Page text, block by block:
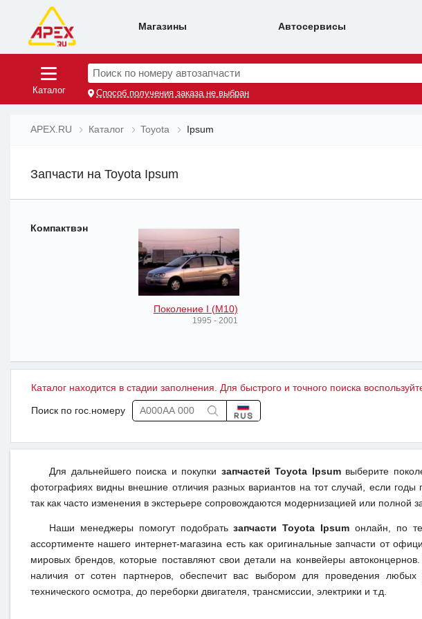
Магазины Автосервисы
Каталог
Поиск по номеру автозапчасти
Способ получения заказа не выбран
APEX.RU Каталог Toyota Ipsum
Запчасти на Toyota Ipsum
Компактвэн
Поколение I (M10)
1995 - 2001
Каталог находится в стадии заполнения. Для быстрого и точного поиска
Поиск по гос.номеру
Для дальнейшего поиска и покупки запчастей Toyota Ipsumвыберите
фотографиях видны внешние отличия разных вариантов на тот случай, если годы
так как часто изменения в экстерьере сопровождаются модернизацией или полной
Наши менеджеры помогут подобратьзапчасти Toyota Ipsum онлайн, по
ассортименте нашего интернет-магазина есть как оригинальные запчасти от
мировых брендов, которые поставляют свои детали на конвейеры
наличия от сотен партнеров, обеспечит вас выбором для проведения
технического осмотра, до переборки двигателя, трансмиссии, электрики и т.д.